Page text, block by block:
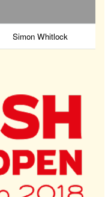
Simon Whitlock